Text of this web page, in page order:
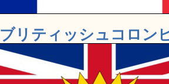
ブリティッシュコロン